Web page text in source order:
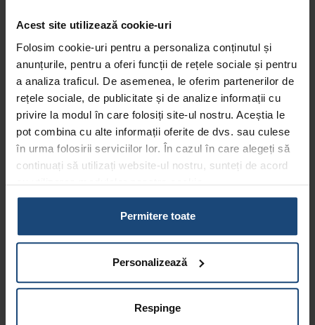
Acest site utilizează cookie-uri
Folosim cookie-uri pentru a personaliza conținutul și
anunțurile, pentru a oferi funcții de rețele sociale și pentru
a analiza traficul. De asemenea, le oferim partenerilor de
rețele sociale, de publicitate și de analize informații cu
privire la modul în care folosiți site-ul nostru. Aceștia le
pot combina cu alte informații oferite de dvs. sau culese
în urma folosirii serviciilor lor. În cazul în care alegeți să
continuați să utilizați website-ul nostru, sunteți de acord
cu utilizarea modulelor noastre cookie.
Aflați mai multe despre cine suntem, cum ne puteți
contacta și cum procesăm datele personale în
noastră de confidențialitate.
Permitere toate
Personalizează
Respinge
articulare, inclusiv:
Piele
Ochi
Plămânii
Inimă
Rinichi
Glandele salivare
Țesut nervos
Măduvă osoasă
Vase de sânge
Prin urmare, artrita reumatoidă poate avea și următoarele
Senzația de gură uscată
Uscăciune, mâncărime sau inflamare la nivelul ochilor